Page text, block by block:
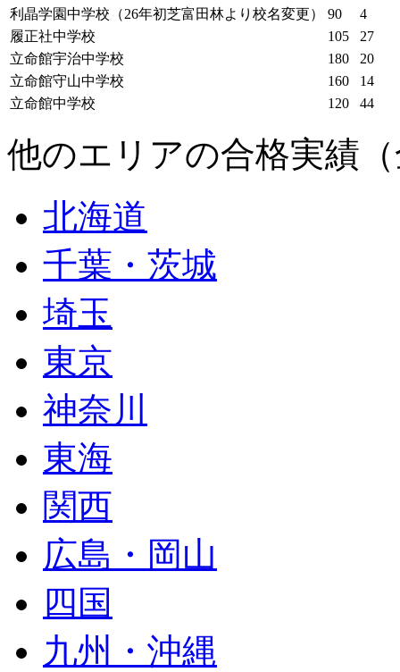
利晶学園中学校（26年初芝富田林より校名変更） 90
4
履正社中学校
105
27
立命館宇治中学校
180
20
立命館守山中学校
160
14
立命館中学校
120 44
他のエリアの合格実績
北海道
千葉・茨城
埼玉
東京
神奈川
東海
関西
広島・岡山
四国
九州・沖縄